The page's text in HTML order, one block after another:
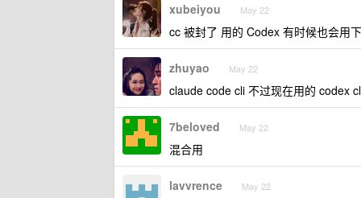
xubeiyou May 22
cc 被封了 用的 Codex 有时候也会用
zhuyao May 22
claude code cli 不过现在用的 codex
7beloved May 22
混合用
lavvrence May 22